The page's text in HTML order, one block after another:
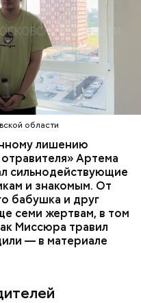
области
лишению
Артема
сильнодействующие
и знакомым. От
бабушка и друг
семи жертвам, в том
Миссюра травил
— в материале
супругов
с жалобами на
смогли поставить
анализы
В них
не мог попасть в
То же самое вещество
пострадавших.
области
РОДИТЕЛИ
ЭКСПЕРТИЗЫ